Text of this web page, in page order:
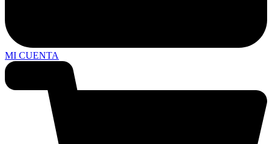
MI CUENTA